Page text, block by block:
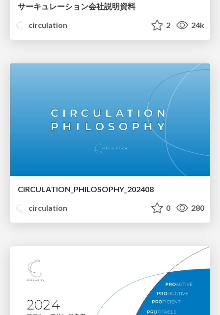
サーキュレーション会社説明資料
circulation
2 24k
CIRCULATION_PHILOSOPHY_202408
circulation
0 280